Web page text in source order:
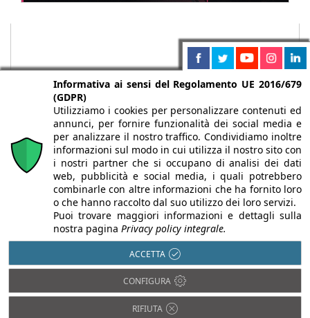
Chi siamo Autori Per la tua pubblicità
Iscriviti alla
newsletter
Infobuild è testata registrata presso il Tribunale di Milano al n° 63
dell’8/3/2013 - ISSN 2282-2267
© 2000-2026 Infoweb srl - P.IVA 13155920153 - Tutti i diritti
Informativa ai sensi del Regolamento UE 2016/679
(GDPR)
Utilizziamo i cookies per personalizzare contenuti ed
annunci, per fornire funzionalità dei social media e
per analizzare il nostro traffico. Condividiamo inoltre
informazioni sul modo in cui utilizza il nostro sito con
i nostri partner che si occupano di analisi dei dati
web, pubblicità e social media, i quali potrebbero
combinarle con altre informazioni che ha fornito loro
o che hanno raccolto dal suo utilizzo dei loro servizi.
Puoi trovare maggiori informazioni e dettagli sulla
nostra pagina Privacy policy integrale.
ACCETTA
CONFIGURA
RIFIUTA